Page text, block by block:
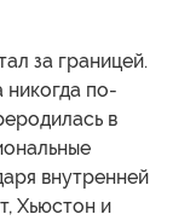
за границей.
никогда по-
в
внутренней
Хьюстон и